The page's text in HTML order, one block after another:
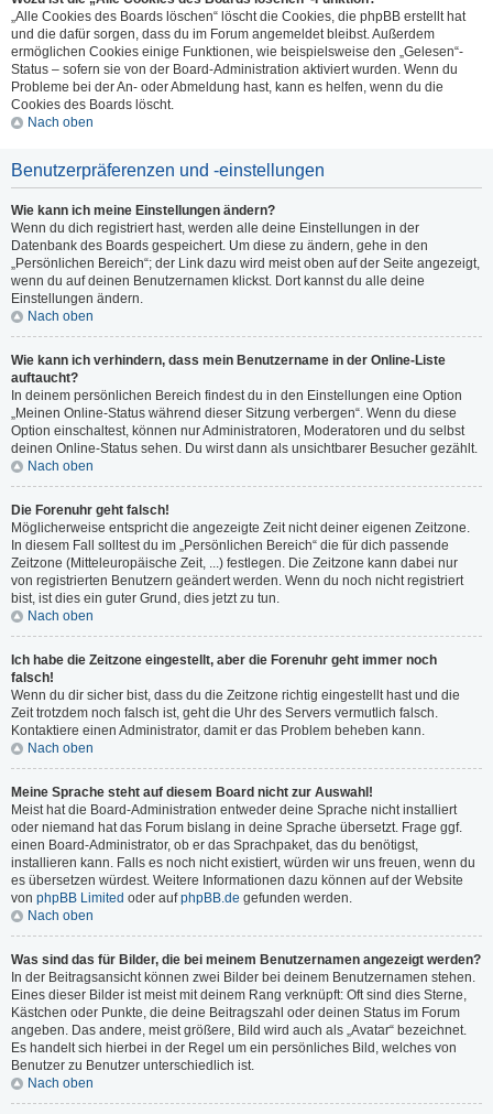
„Alle Cookies des Boards löschen“ löscht die Cookies, die phpBB erstellt hat
und die dafür sorgen, dass du im Forum angemeldet bleibst. Außerdem
ermöglichen Cookies einige Funktionen, wie beispielsweise den „Gelesen“-
Status – sofern sie von der Board-Administration aktiviert wurden. Wenn du
Probleme bei der An- oder Abmeldung hast, kann es helfen, wenn du die
Cookies des Boards löscht.
Nach oben
Benutzerpräferenzen und -einstellungen
Wie kann ich meine Einstellungen ändern?
Wenn du dich registriert hast, werden alle deine Einstellungen in der
Datenbank des Boards gespeichert. Um diese zu ändern, gehe in den
„Persönlichen Bereich“; der Link dazu wird meist oben auf der Seite angezeigt,
wenn du auf deinen Benutzernamen klickst. Dort kannst du alle deine
Einstellungen ändern.
Nach oben
Wie kann ich verhindern, dass mein Benutzername in der Online-Liste
auftaucht?
In deinem persönlichen Bereich findest du in den Einstellungen eine Option
„Meinen Online-Status während dieser Sitzung verbergen“. Wenn du diese
Option einschaltest, können nur Administratoren, Moderatoren und du selbst
deinen Online-Status sehen. Du wirst dann als unsichtbarer Besucher gezählt.
Nach oben
Die Forenuhr geht falsch!
Möglicherweise entspricht die angezeigte Zeit nicht deiner eigenen Zeitzone.
In diesem Fall solltest du im „Persönlichen Bereich“ die für dich passende
Zeitzone (Mitteleuropäische Zeit, ...) festlegen. Die Zeitzone kann dabei nur
von registrierten Benutzern geändert werden. Wenn du noch nicht registriert
bist, ist dies ein guter Grund, dies jetzt zu tun.
Nach oben
Ich habe die Zeitzone eingestellt, aber die Forenuhr geht immer noch
falsch!
Wenn du dir sicher bist, dass du die Zeitzone richtig eingestellt hast und die
Zeit trotzdem noch falsch ist, geht die Uhr des Servers vermutlich falsch.
Kontaktiere einen Administrator, damit er das Problem beheben kann.
Nach oben
Meine Sprache steht auf diesem Board nicht zur Auswahl!
Meist hat die Board-Administration entweder deine Sprache nicht installiert
oder niemand hat das Forum bislang in deine Sprache übersetzt. Frage ggf.
einen Board-Administrator, ob er das Sprachpaket, das du benötigst,
installieren kann. Falls es noch nicht existiert, würden wir uns freuen, wenn du
es übersetzen würdest. Weitere Informationen dazu können auf der Website
von phpBB Limited oder aufphpBB.de gefunden werden.
Nach oben
Was sind das für Bilder, die bei meinem Benutzernamen angezeigt werden?
In der Beitragsansicht können zwei Bilder bei deinem Benutzernamen stehen.
Eines dieser Bilder ist meist mit deinem Rang verknüpft: Oft sind dies Sterne,
Kästchen oder Punkte, die deine Beitragszahl oder deinen Status im Forum
angeben. Das andere, meist größere, Bild wird auch als „Avatar“ bezeichnet.
Es handelt sich hierbei in der Regel um ein persönliches Bild, welches von
Benutzer zu Benutzer unterschiedlich ist.
Nach oben